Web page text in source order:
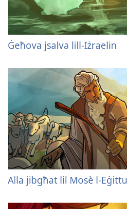
Ġeħova jsalva lill-Iżraelin
Alla jibgħat lil Mosè l-​Eġittu